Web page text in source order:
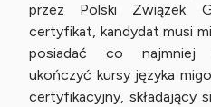
przez Polski Związek
certyfikat, kandydat musi
posiadać co najmniej
ukończyć kursy języka
certyfikacyjny, składający